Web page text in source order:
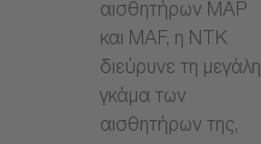
αισθητήρων MAP
και MAF, η NTK
διεύρυνε τη μεγάλη
γκάμα των
αισθητήρων της,